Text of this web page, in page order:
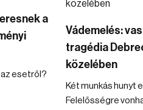
a
az esetről?
Vádemelés:
tragédia
közelében
Két munkás hunyt
Felelősségre